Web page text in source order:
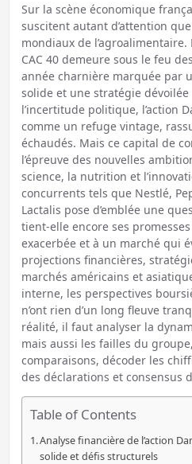
Sur la scène économique
suscitent autant d’attention
mondiaux de
CAC 40 demeure sous le feu
année charnière marquée par
solide et une stratégie
l’incertitude politique, l’action
comme un refuge vintage,
échaudés. Mais ce capital de
l’épreuve des nouvelles
science, la nutrition et
concurrents tels que Nestlé,
Lactalis pose d’emblée une
tient-elle encore ses
exacerbée et à un marché qui
projections financières,
marchés américains et
interne, les perspectives
n’ont rien d’un long fleuve
réalité, il faut analyser la
mais aussi les failles du
comparaisons, décoder les
des déclarations et consensus
Table of Contents
Analyse financière de l’action
solide et défis structurels